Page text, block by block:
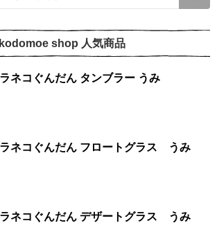
kodomoe shop 人気商品
ノラネコぐんだん タンブラー うみ
ノラネコぐんだん フロートグラス うみ
ノラネコぐんだん デザートグラス うみ